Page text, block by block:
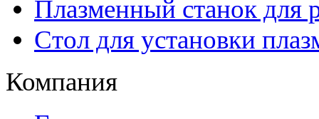
Плазменный станок для
Стол для установки
Компания